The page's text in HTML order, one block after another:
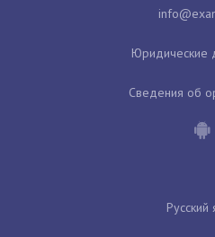
Юридические
Сведения об
Русский